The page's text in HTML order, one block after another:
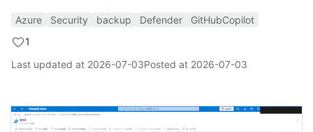
Azure Security backup Defender
GitHubCopilot
1
Last updated at 2026-07-03Posted at 2026-07-03